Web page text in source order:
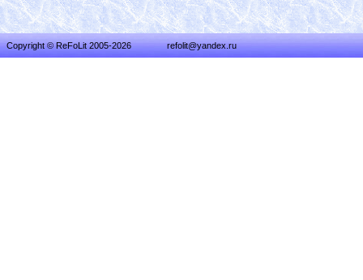
Copyright © ReFoLit 2005-2026 refolit@yandex.ru